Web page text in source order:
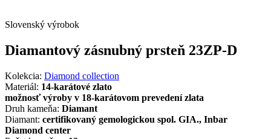
Slovenský výrobok
Diamantový zásnubný prsteň 23ZP-D
Kolekcia: Diamond collection
Materiál: 14-karátové zlato
možnosť výroby v 18-karátovom prevedení zlata
Druh kameňa: Diamant
Diamant: certifikovaný gemologickou spol. GIA., Inbar
Diamond center